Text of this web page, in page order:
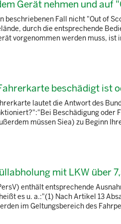
Gerät nehmen und auf
beschriebenen Fall nicht "Out of
durch die entsprechende
vorgenommen werden muss, ist
beschädigt ist
lautet die Antwort des
Beschädigung oder
müssen Siea) zu Beginn
mit LKW über
enthält entsprechende
es u. a.:"(1) Nach Artikel 13
im Geltungsbereich des